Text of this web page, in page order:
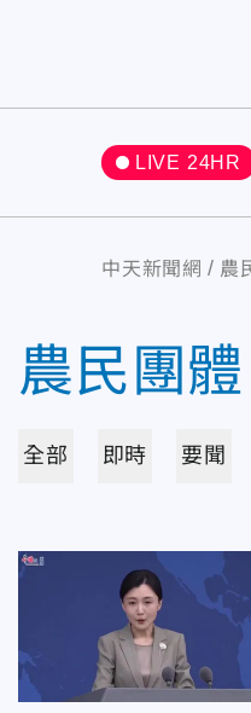
LIVE 24HR
中天新聞網 農
農民團體
全部 即時 要聞